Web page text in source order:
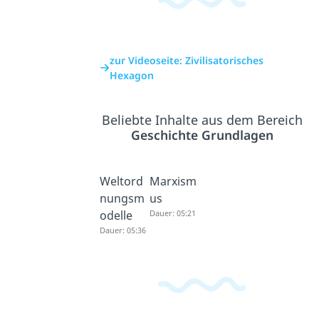
zur Videoseite: Zivilisatorisches
Hexagon
Beliebte Inhalte aus dem Bereich
Geschichte Grundlagen
Weltord
nungsm
odelle
Dauer: 05:36
Marxism
us
Dauer: 05:21